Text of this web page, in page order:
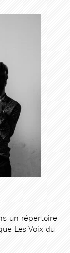
un répertoire
Les Voix du